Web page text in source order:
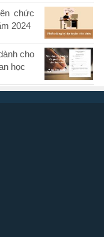
chức
2024
cho
học